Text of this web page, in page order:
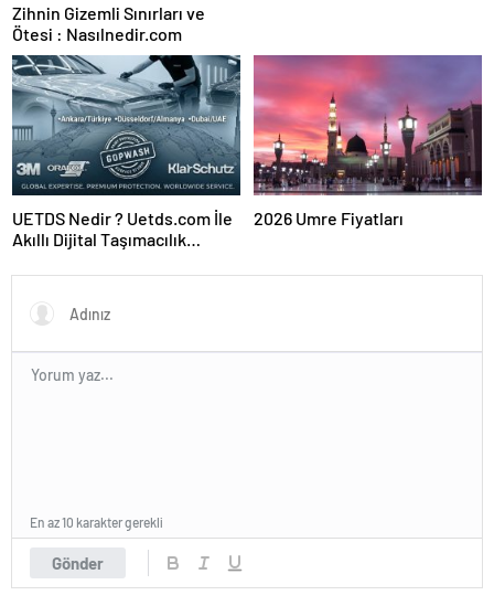
Zihnin Gizemli Sınırları ve
Ötesi : Nasılnedir.com
UETDS Nedir ? Uetds.com İle
Akıllı Dijital Taşımacılık
2026 Umre Fiyatları
Gönder
En az 10 karakter gerekli